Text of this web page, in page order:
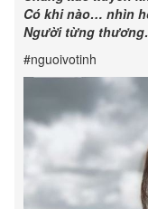
Có khi nào… nhìn
Người từng
#nguoivotinh